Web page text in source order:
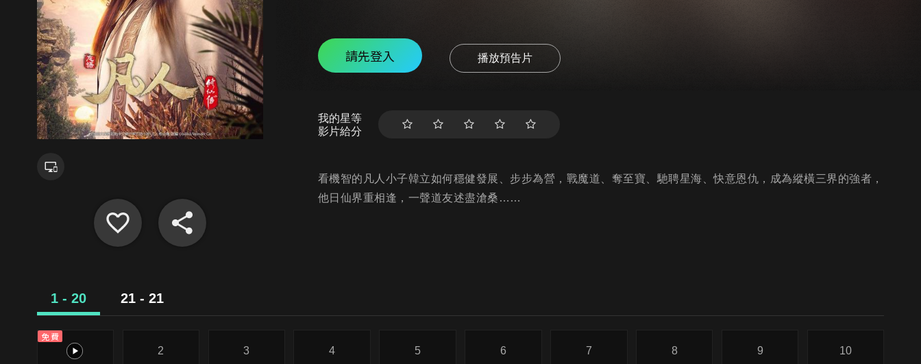
請先登入 播放預告片
我的星等
影片給分
看機智的凡人小子韓立如何穩健發展、步步為營，戰魔道、奪至寶、馳聘星海、快意恩仇，成為縱橫三界的強者，
他日仙界重相逢，一聲道友述盡滄桑……
1 - 20 21 - 21
免費
1
2 3 4 5 6 7 8 9 10